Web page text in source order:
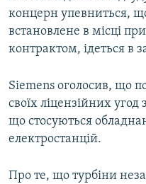
концерн упевниться,
встановлене в місці
контрактом, ідеться в
Siemens оголосив, що
своїх ліцензійних
що стосуються
електростанцій.
Про те, що турбіни